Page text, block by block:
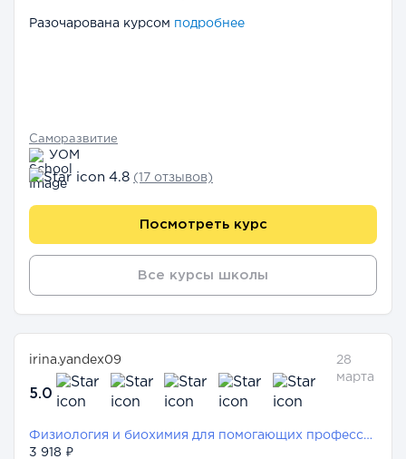
Разочарована курсом подробнее
Саморазвитие
УОМ
4.8 (17 отзывов)
Посмотреть курс
Все курсы школы
irina.yandex09
5.0
28
марта
Физиология и биохимия для помогающих профессий
3 918 ₽